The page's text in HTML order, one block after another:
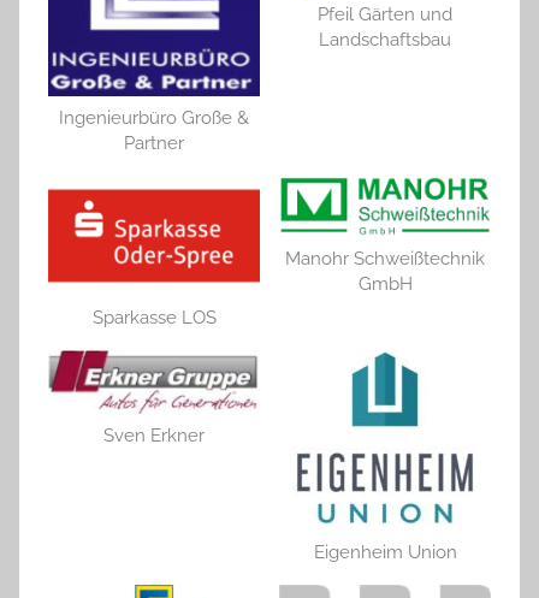
Ingenieurbüro Große &
Partner
Pfeil Gärten und
Landschaftsbau
Sparkasse LOS
Manohr Schweißtechnik
GmbH
Sven Erkner
Eigenheim Union